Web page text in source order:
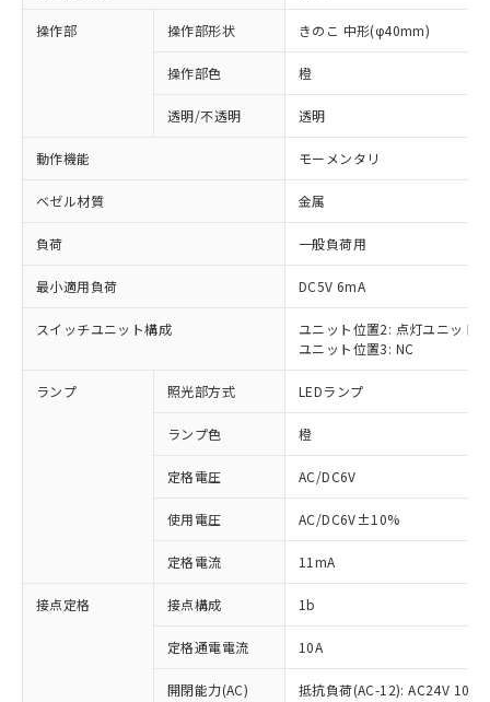
操作部 操作部形状 きのこ 中形(φ40mm)
操作部色 橙
透明/不透明 透明
動作機能 モーメンタリ
ベゼル材質 金属
負荷 一般負荷用
最小適用負荷 DC5V 6mA
スイッチユニット構成
ユニット位置2: 点灯ユニット
ユニット位置3: NC
ランプ 照光部方式 LEDランプ
ランプ色 橙
定格電圧 AC/DC6V
使用電圧 AC/DC6V±10%
定格電流 11mA
接点定格 接点構成 1b
定格通電電流 10A
開閉能力(AC)
抵抗負荷(AC-12): AC24V 10A/
ご利用条件
以下の条件をお読みいただき、同意のうえ
ご利用ください。
本サービスは、当社制御機器事業取扱
商品の当社在庫状況および標準価格
(税抜)を提供させていただくもので
当社制御機器事業取扱商品の中には、
※1 対応状況
対応済み：EU RoHS指令（10物質）の
非含有に対応した製品が提供可能な商品で
対応予定：EU RoHS指令（10物質）の非含
有に対応した製品に切り替える予定のある
対応予定なし：EU RoHS指令（10物質）の
非含有に非対応の商品で、対応品を出す予
定はありません。
調査・確認中：EU RoHS指令（10物質）の
非含有の対応状況を調査中または確認中の
非該当品：ライセンス料など無形物で、有
害物質有無と関係のない商品です。
※1 中国RoHS○×表
「○」：最大均質材料含有率が中国RoHSの
基準値以下であることを示します。